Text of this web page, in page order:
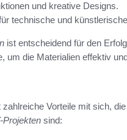
und kreative Designs.
technische und
ist entscheidend für den
um die Materialien effektiv
Vorteile mit sich,
Projekten sind: